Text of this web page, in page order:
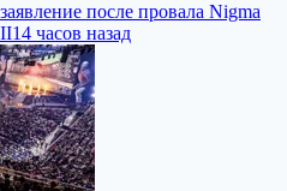
после провала Nigma
14 часов назад